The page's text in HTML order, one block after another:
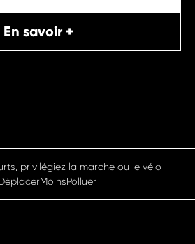
En savoir +
privilégiez la marche ou le vélo